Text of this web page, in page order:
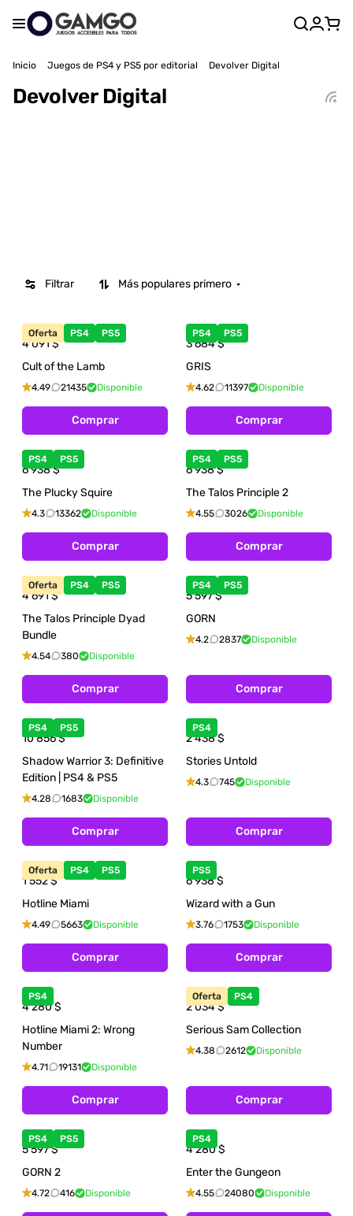
Inicio Juegos de PS4 y PS5 por editorial Devolver Digital
Devolver Digital
Filtrar Más populares primero
Oferta PS4 PS5
4 091$
Cult of the Lamb
4.49 21435 Disponible
Comprar
PS4 PS5
3 684$
GRIS
4.62 11397 Disponible
Comprar
PS4 PS5
6 938$
The Plucky Squire
4.3 13362 Disponible
Comprar
PS4 PS5
6 938$
The Talos Principle 2
4.55 3026 Disponible
Comprar
Oferta PS4 PS5
4 691$
The Talos Principle Dyad
Bundle
4.54 380 Disponible
Comprar
PS4 PS5
5 597$
GORN
4.2 2837 Disponible
Comprar
PS4 PS5
10 856$
Shadow Warrior 3: Definitive
Edition | PS4 & PS5
4.28 1683 Disponible
Comprar
PS4
2 438$
Stories Untold
4.3 745 Disponible
Comprar
Oferta PS4 PS5
1 552$
Hotline Miami
4.49 5663 Disponible
Comprar
PS5
6 938$
Wizard with a Gun
3.76 1753 Disponible
Comprar
PS4
4 280$
Hotline Miami 2: Wrong
Number
4.71 19131 Disponible
Comprar
Oferta PS4
2 034$
Serious Sam Collection
4.38 2612 Disponible
Comprar
PS4 PS5
5 597$
GORN 2
4.72 416 Disponible
PS4
4 280$
Enter the Gungeon
4.55 24080 Disponible